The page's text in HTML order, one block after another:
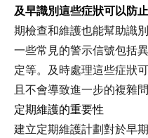
及早識別這些症狀可以防
期檢查和維護也能幫助識別
一些常見的警示信號包括
定等。及時處理這些症狀
且不會導致進一步的複雜問
定期維護的重要性
建立定期維護計劃對於早